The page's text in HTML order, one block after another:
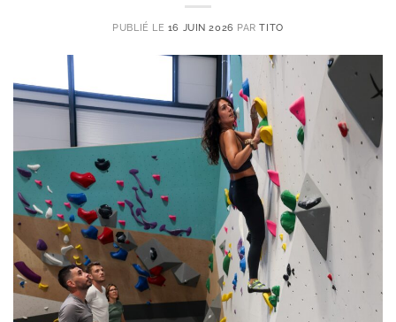
PUBLIÉ LE 16 JUIN 2026 PARTITO